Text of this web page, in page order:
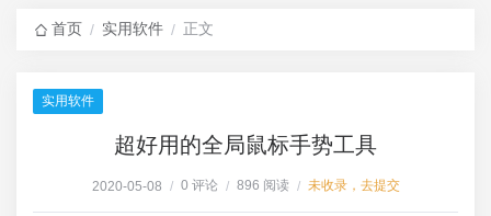
首页 / 实用软件 / 正文
实用软件
超好用的全局鼠标手势工具
2020-05-08 / 0 评论 / 896 阅读 / 未收录，去提交